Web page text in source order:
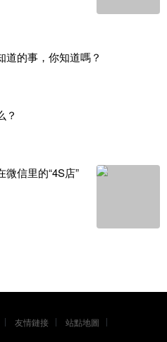
道的事，你知道嗎？
？
信里的“4S店”
友情鏈接 站點地圖